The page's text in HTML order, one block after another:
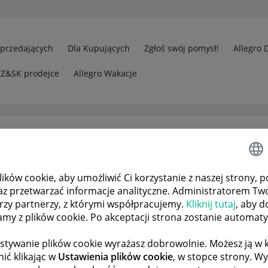
cookie, aby umożliwić Ci korzystanie z naszej strony,
przetwarzać informacje analityczne. Administratorem
partnerzy, z którymi współpracujemy. Kliknij tutaj, aby
z plików cookie. Po akceptacji strona zostanie
plików cookie wyrażasz dobrowolnie. Możesz ją w
klikając wUstawienia plików cookie, w stopce strony.
Dla Kupujących Zgłoś swój pomysł! Allegro
prodejce Allegro Wakacje
DHL
POPRZEDNIA NASTĘPNA